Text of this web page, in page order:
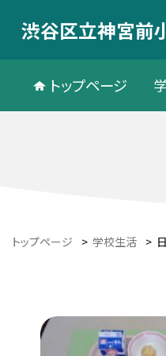
渋谷区立神宮前
トップページ
トップページ > 学校生活 >